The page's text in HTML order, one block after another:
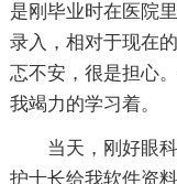
是刚毕业时在医院
录入，相对于现在
忑不安，很是担心
我竭力的学习着。
当天，刚好眼
护士长给我软件资